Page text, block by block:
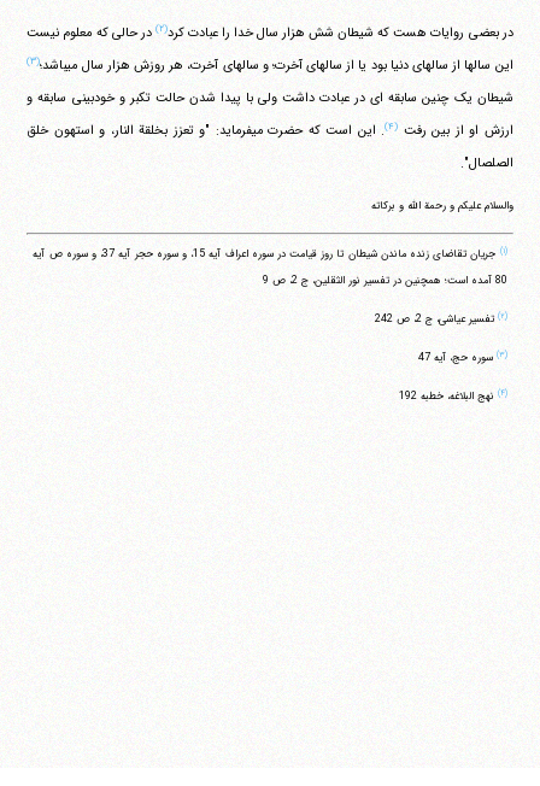
در بعضی روایات هست که شیطان شش هزار سال خدا را عبادت کرد(۲)
در حالی که معلوم نیست
این سالها از سالهای دنیا بود یا از سالهای آخرت؛ و سالهای آخرت، هر روزش هزار سال می‎باشد؛
(۳)
شیطان یک چنین سابقه ای در عبادت داشت ولی با پیدا شدن حالت تکبر و خودبینی سابقه و
ارزش او از بین رفت (۴)
. این است که حضرت می‎فرماید: "و تعزز بخلقة النار، و استهون خلق
الصلصال".
والسلام علیکم و رحمة الله و برکاته
(۱)
جریان تقاضای زنده ماندن شیطان تا روز قیامت در سوره اعراف آیه 15، و سوره حجر آیه 37، و سوره ص آیه
80 آمده است؛ همچنین در تفسیر نور الثقلین، ج 2، ص 9
(۲) تفسیر عیاشی، ج 2، ص 242
(۳) سوره حج، آیه 47
(۴) نهج البلاغه، خطبه 192